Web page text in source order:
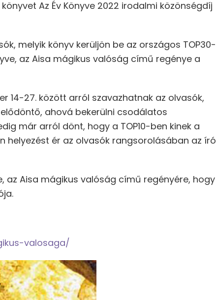
Az Év Könyve 2022 irodalmi közönségdíj
melyik könyv kerüljön be az országos TOP30-
az Aisa mágikus valóság című regénye a
14-27. között arról szavazhatnak az olvasók,
ahová bekerülni csodálatos
már arról dönt, hogy a TOP10-ben kinek a
helyezést ér az olvasók rangsorolásában az író
az Aisa mágikus valóság című regényére, hogy
valosaga/